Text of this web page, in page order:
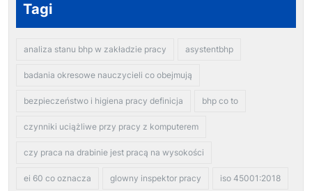
Tagi
analiza stanu bhp w zakładzie pracy asystentbhp
badania okresowe nauczycieli co obejmują
bezpieczeństwo i higiena pracy definicja bhp co to
czynniki uciążliwe przy pracy z komputerem
czy praca na drabinie jest pracą na wysokości
ei 60 co oznacza glowny inspektor pracy iso 45001:2018